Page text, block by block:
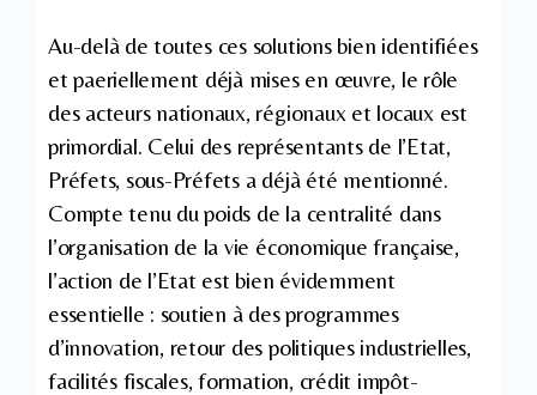
Au-delà de toutes ces solutions bien identifiées
et paeriellement déjà mises en œuvre, le rôle
des acteurs nationaux, régionaux et locaux est
primordial. Celui des représentants de l’Etat,
Préfets, sous-Préfets a déjà été mentionné.
Compte tenu du poids de la centralité dans
l’organisation de la vie économique française,
l’action de l’Etat est bien évidemment
essentielle : soutien à des programmes
d’innovation, retour des politiques industrielles,
facilités fiscales, formation, crédit impôt-